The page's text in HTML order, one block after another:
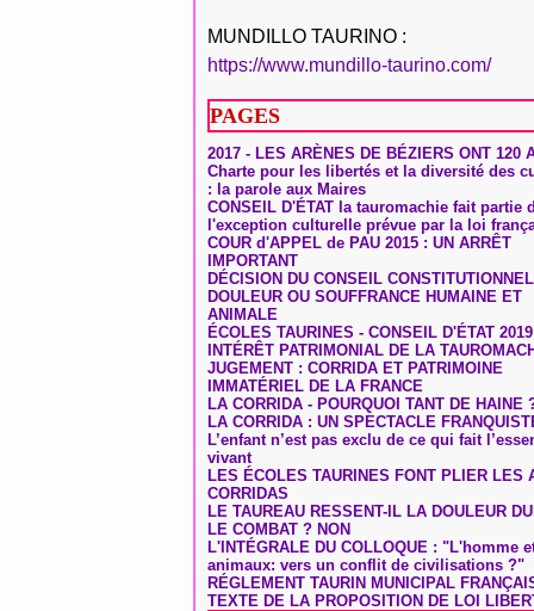
MUNDILLO TAURINO :
https://www.mundillo-taurino.com/
PAGES
2017 - LES ARÈNES DE BÉZIERS ONT 120
Charte pour les libertés et la diversité des
: la parole aux Maires
CONSEIL D'ÉTAT la tauromachie fait partie
l'exception culturelle prévue par la loi
COUR d'APPEL de PAU 2015 : UN ARRÊT
IMPORTANT
DÉCISION DU CONSEIL CONSTITUTIONNEL
DOULEUR OU SOUFFRANCE HUMAINE ET
ANIMALE
ÉCOLES TAURINES - CONSEIL D'ÉTAT 2019
INTÉRÊT PATRIMONIAL DE LA
JUGEMENT : CORRIDA ET PATRIMOINE
IMMATÉRIEL DE LA FRANCE
LA CORRIDA - POURQUOI TANT DE HAINE
LA CORRIDA : UN SPECTACLE
L’enfant n’est pas exclu de ce qui fait
vivant
LES ÉCOLES TAURINES FONT PLIER LES
CORRIDAS
LE TAUREAU RESSENT-IL LA DOULEUR
LE COMBAT ? NON
L'INTÉGRALE DU COLLOQUE : "L'homme
animaux: vers un conflit de civilisations ?"
RÉGLEMENT TAURIN MUNICIPAL
TEXTE DE LA PROPOSITION DE LOI